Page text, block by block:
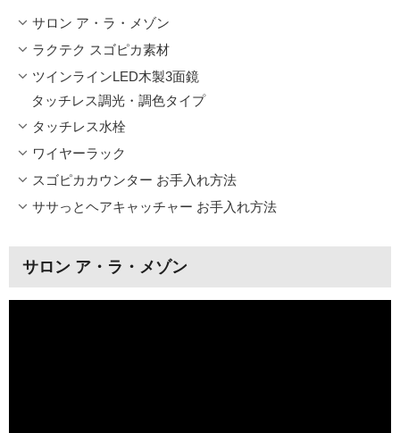
サロン ア・ラ・メゾン
ラクテク スゴピカ素材
ツインラインLED木製3面鏡
タッチレス調光・調色タイプ
タッチレス水栓
ワイヤーラック
スゴピカカウンター お手入れ方法
ササっとヘアキャッチャー お手入れ方法
サロン ア・ラ・メゾン